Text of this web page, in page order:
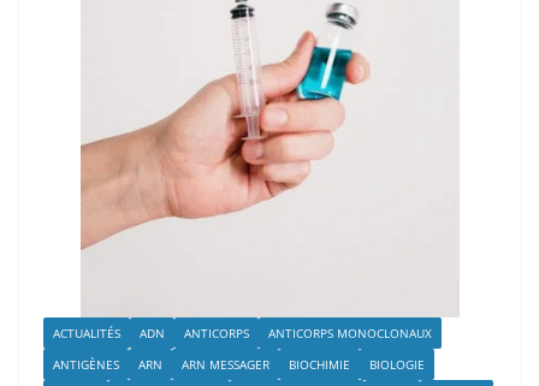
ACTUALITÉS ADN ANTICORPS
ANTICORPS MONOCLONAUX
ANTIGÈNES
ARN ARN MESSAGER BIOCHIMIE
BIOLOGIE